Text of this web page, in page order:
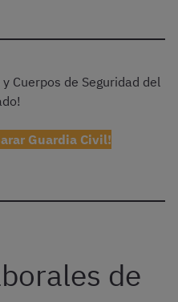
Cuerpos de Seguridad del
Guardia Civil!
de